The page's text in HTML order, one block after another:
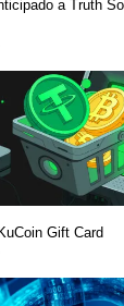
a Truth
Gift Card